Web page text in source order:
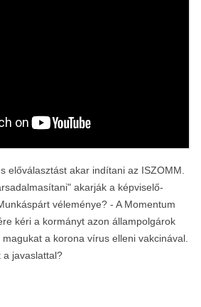
előválasztást akar indítani az ISZOMM.
akarják a képviselő-
véleménye? - A Momentum
kéri a kormányt azon állampolgárok
a korona vírus elleni vakcinával.
a javaslattal?